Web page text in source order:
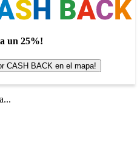
un 25%!
CASH BACK en el mapa!